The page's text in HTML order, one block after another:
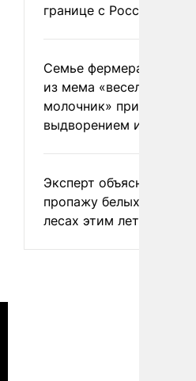
границе с Россией
Семье фермера
из мема «веселый
молочник» пригрозили
выдворением из
Эксперт объяснил
пропажу белых грибов
лесах этим летом